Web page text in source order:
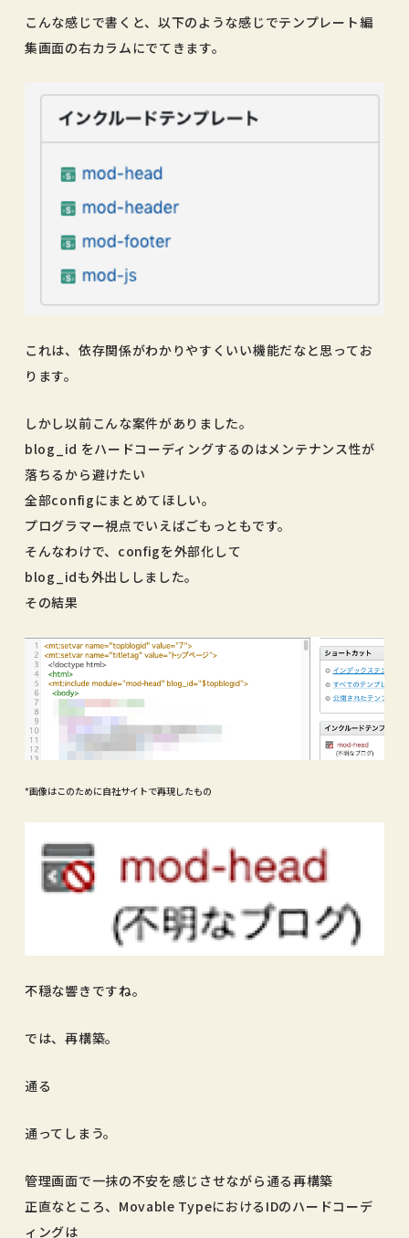
こんな感じで書くと、以下のような感じでテンプレート編
集画面の右カラムにでてきます。
これは、依存関係がわかりやすくいい機能だなと思ってお
ります。
しかし以前こんな案件がありました。
blog_id をハードコーディングするのはメンテナンス性が
落ちるから避けたい
全部configにまとめてほしい。
プログラマー視点でいえばごもっともです。
そんなわけで、configを外部化して
blog_idも外出ししました。
その結果
*画像はこのために自社サイトで再現したもの
不穏な響きですね。
では、再構築。
通る
通ってしまう。
管理画面で一抹の不安を感じさせながら通る再構築
正直なところ、Movable TypeにおけるIDのハードコーデ
ィングは